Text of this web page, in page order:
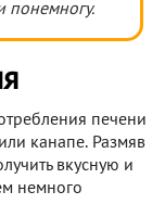
понемногу.
печени
канапе. Размяв
вкусную и
немного